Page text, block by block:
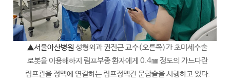
▲서울아산병원성형외과 권진근 교수(오른쪽)가 초미세수술
로봇을 이용해하지 림프부종 환자에게 0.4㎜ 정도의 가느다란
림프관을 정맥에 연결하는 림프정맥간 문합술을 시행하고 있다.